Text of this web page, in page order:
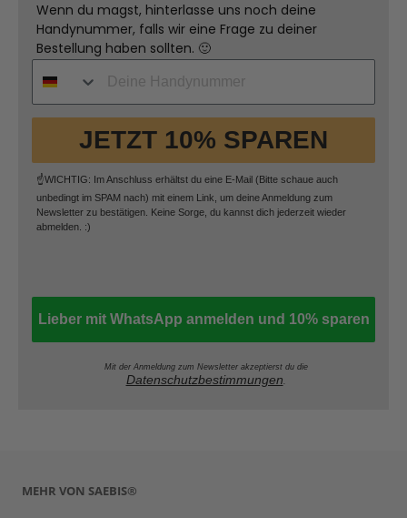
Wenn du magst, hinterlasse uns noch deine
Handynummer, falls wir eine Frage zu deiner
Bestellung haben sollten. 🙂
JETZT 10% SPAREN
☝️WICHTIG: Im Anschluss erhältst du eine E-Mail (Bitte schaue auch
unbedingt im SPAM nach) mit einem Link, um deine Anmeldung zum
Newsletter zu bestätigen. Keine Sorge, du kannst dich jederzeit wieder
abmelden. :)
Lieber mit WhatsApp anmelden und 10% sparen
Mit der Anmeldung zum Newsletter akzeptierst du die
Datenschutzbestimmungen.
MEHR VON SAEBIS®